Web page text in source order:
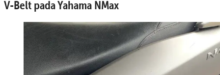
V-Belt pada Yahama NMax